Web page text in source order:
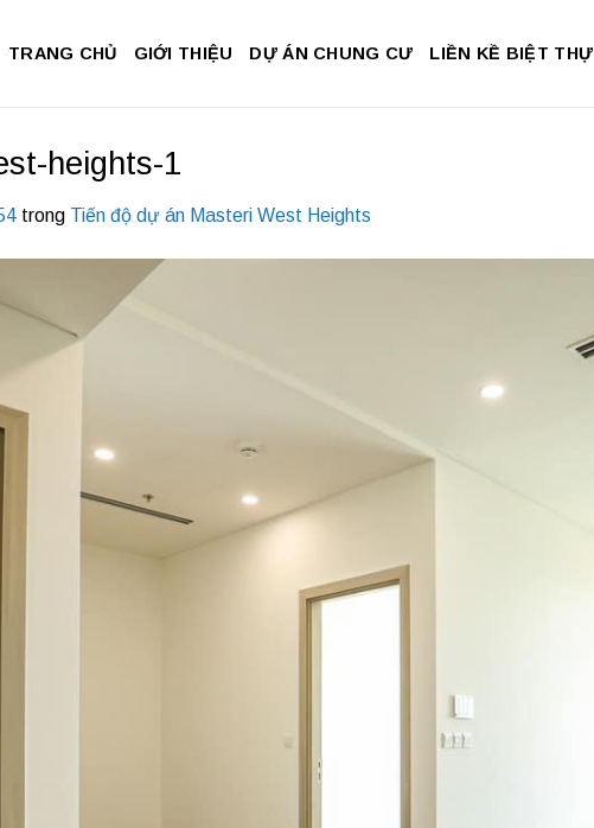
TRANG CHỦ GIỚI THIỆU DỰ ÁN CHUNG CƯ LIỀN KỀ BIỆT THỰ
heights-1
trong Tiến độ dự án Masteri West Heights